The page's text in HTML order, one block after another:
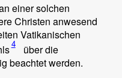
einer solchen
Christen anwesend
Vatikanischen
4
über die
beachtet werden.